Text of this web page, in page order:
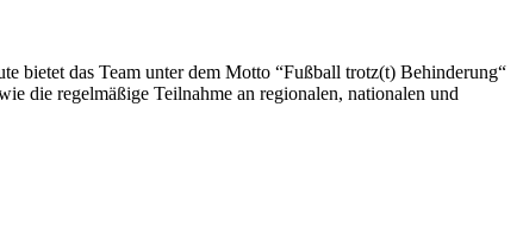
bietet das Team unter dem Motto “Fußball trotz(t) Behinderung“
die regelmäßige Teilnahme an regionalen, nationalen und